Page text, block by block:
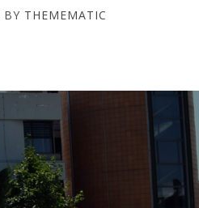
BY THEMEMATIC